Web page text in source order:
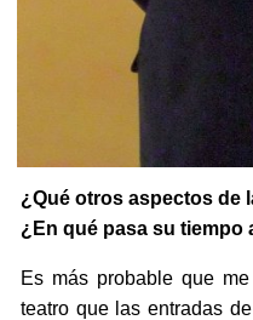
¿Qué otros aspectos de
¿En qué pasa su tiempo
Es más probable que
teatro que las entradas